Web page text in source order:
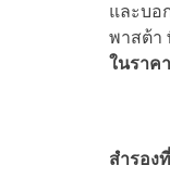
และบอ
พาสต้า
ในราค
สำรอง